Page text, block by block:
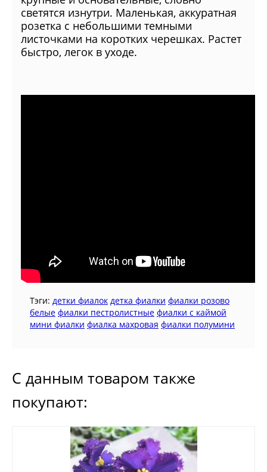
светятся изнутри. Маленькая, аккуратная
розетка с небольшими темными
листочками на коротких черешках. Растет
быстро, легок в уходе.
Тэги: детки фиалок детка фиалки фиалки розово
белые фиалки пестролистные фиалки с каймой
мини фиалки фиалка махровая фиалки полумини
С данным товаром также
покупают: